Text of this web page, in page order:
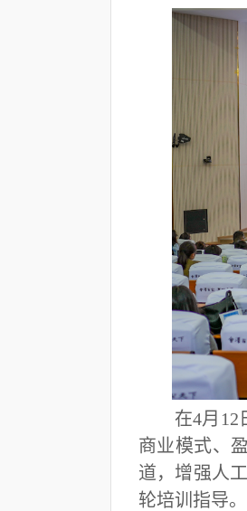
在4月12
商业模式、
道，增强人
轮培训指导。